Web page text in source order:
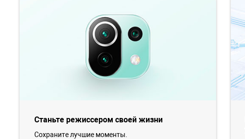
Станьте режиссером своей жизни
Сохраните лучшие моменты.